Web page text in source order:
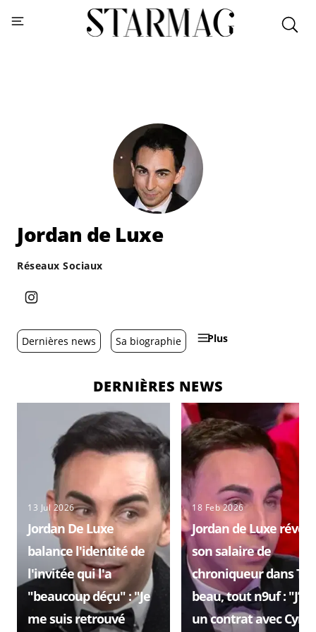
Jordan de Luxe
Réseaux Sociaux
Dernières news Sa biographie Plus
DERNIÈRES NEWS
13 Jul 2026
Jordan De Luxe
balance l'identité de
l'invitée qui l'a
"beaucoup déçu" : "Je
me suis retrouvé
18 Feb 2026
Jordan de Luxe révèle
son salaire de
chroniqueur dans
beau, tout n9uf : "J’ai
un contrat avec Cyril